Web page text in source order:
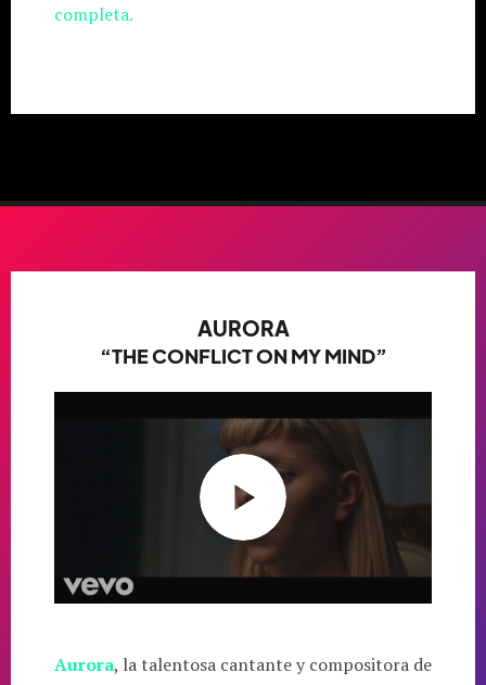
completa.
AURORA
“THE CONFLICT ON MY MIND”
Aurora, la talentosa cantante y compositora de